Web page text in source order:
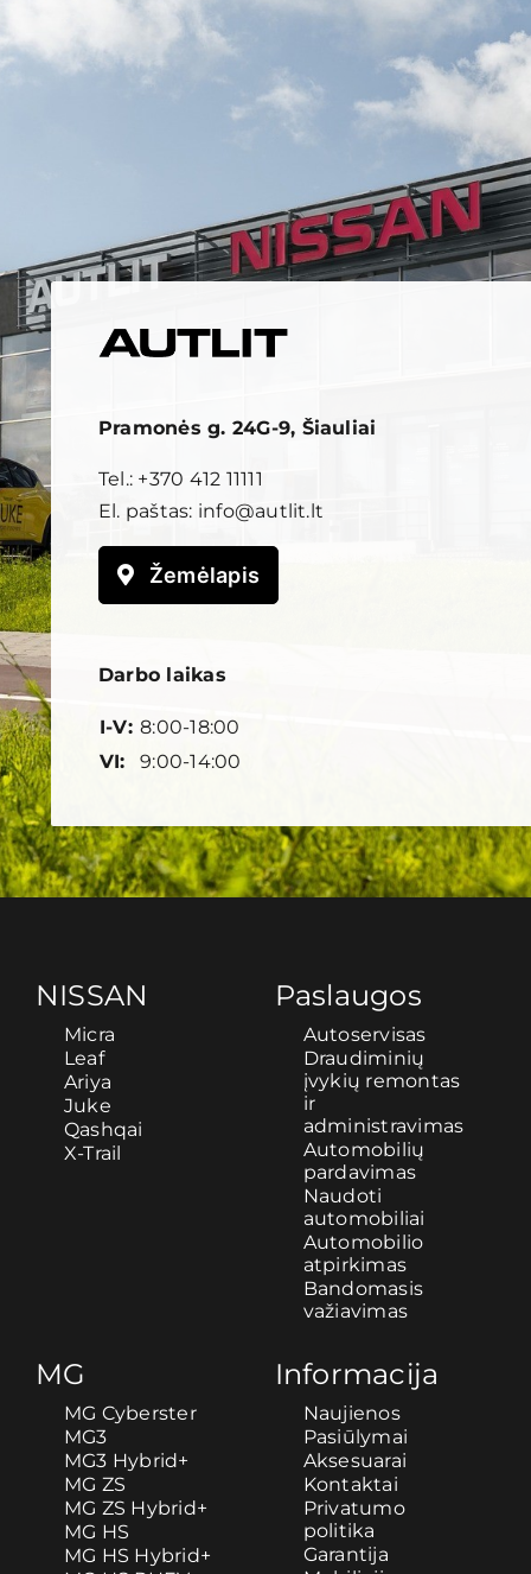
Pramonės g. 24G-9, Šiauliai
Tel.: +370 412 11111
El. paštas: info@autlit.lt
Žemėlapis
Darbo laikas
I-V: 8:00-18:00
VI:
9:00-14:00
NISSAN
Micra
Leaf
Ariya
Juke
Qashqai
X-Trail
MG
MG Cyberster
MG3
MG3 Hybrid+
MG ZS
MG ZS Hybrid+
MG HS
MG HS Hybrid+
Paslaugos
Autoservisas
Draudiminių
įvykių remontas
ir
administravimas
Automobilių
pardavimas
Naudoti
automobiliai
Automobilio
atpirkimas
Bandomasis
važiavimas
Informacija
Naujienos
Pasiūlymai
Aksesuarai
Kontaktai
Privatumo
politika
Garantija